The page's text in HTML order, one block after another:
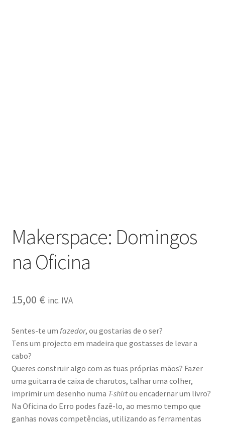
Makerspace: Domingos
na Oficina
15,00 € inc. IVA
Sentes-te um fazedor, ou gostarias de o ser?
Tens um projecto em madeira que gostasses de levar a
cabo?
Queres construir algo com as tuas próprias mãos? Fazer
uma guitarra de caixa de charutos, talhar uma colher,
imprimir um desenho numa T-shirtou encadernar um livro?
Na Oficina do Erro podes fazê-lo, ao mesmo tempo que
ganhas novas competências, utilizando as ferramentas